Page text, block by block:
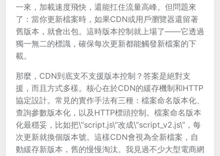
一來，加載速度飛快，還能扛住流量高峰。但問題來
了：當你更新檔案時，如果CDN或用戶瀏覽器還留著
舊版本，就會出包。這時版本控制就上場了——它透過
獨一無二的標識，確保每次更新都能觸發新檔案的下
載。
那麼，CDN到底支不支援版本控制？答案是絕對支
援，而且方式多樣。核心在於CDN的緩存機制和HTTP
協定設計。常見的實作手法有三種：檔案命名版本化、
查詢參數版本化，以及HTTP標頭控制。檔案命名版本
化最穩妥，比如把\”script.js\”改成\”script_v2.js\”，每
次更新就換個版本號。這樣CDN會視為全新檔案，自
動緩存新版本，舊的慢慢淘汰。我見過不少大型電商網